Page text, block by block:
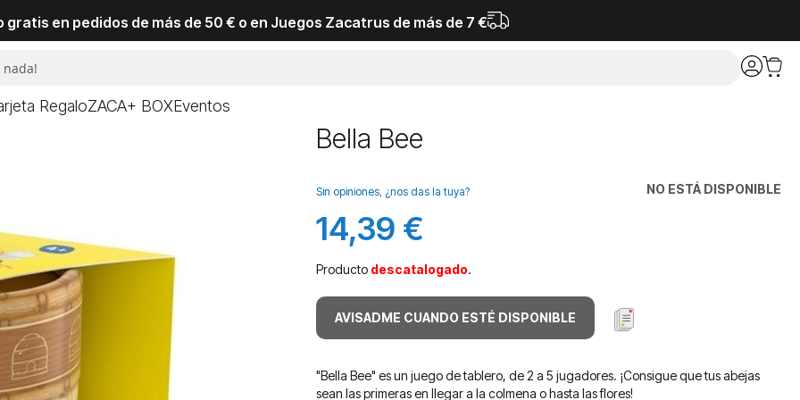
gratis en pedidos de más de 50 € o en Juegos Zacatrus de más de 7 €
RegaloZACA+ BOXEventos
Bella Bee
NO ESTÁ DISPONIBLE
Sin opiniones, ¿nos das la tuya?
14,39 €
Producto descatalogado.
AVISADME CUANDO ESTÉ DISPONIBLE
"Bella Bee" es un juego de tablero, de 2 a 5 jugadores. ¡Consigue que tus abejas
sean las primeras en llegar a la colmena o hasta las flores!